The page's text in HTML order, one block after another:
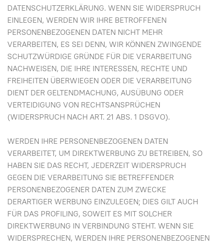
DATENSCHUTZERKLÄRUNG. WENN SIE WIDERSPRUCH
EINLEGEN, WERDEN WIR IHRE BETROFFENEN
PERSONENBEZOGENEN DATEN NICHT MEHR
VERARBEITEN, ES SEI DENN, WIR KÖNNEN ZWINGENDE
SCHUTZWÜRDIGE GRÜNDE FÜR DIE VERARBEITUNG
NACHWEISEN, DIE IHRE INTERESSEN, RECHTE UND
FREIHEITEN ÜBERWIEGEN ODER DIE VERARBEITUNG
DIENT DER GELTENDMACHUNG, AUSÜBUNG ODER
VERTEIDIGUNG VON RECHTSANSPRÜCHEN
(WIDERSPRUCH NACH ART. 21 ABS. 1 DSGVO).
WERDEN IHRE PERSONENBEZOGENEN DATEN
VERARBEITET, UM DIREKTWERBUNG ZU BETREIBEN, SO
HABEN SIE DAS RECHT, JEDERZEIT WIDERSPRUCH
GEGEN DIE VERARBEITUNG SIE BETREFFENDER
PERSONENBEZOGENER DATEN ZUM ZWECKE
DERARTIGER WERBUNG EINZULEGEN; DIES GILT AUCH
FÜR DAS PROFILING, SOWEIT ES MIT SOLCHER
DIREKTWERBUNG IN VERBINDUNG STEHT. WENN SIE
WIDERSPRECHEN, WERDEN IHRE PERSONENBEZOGENEN